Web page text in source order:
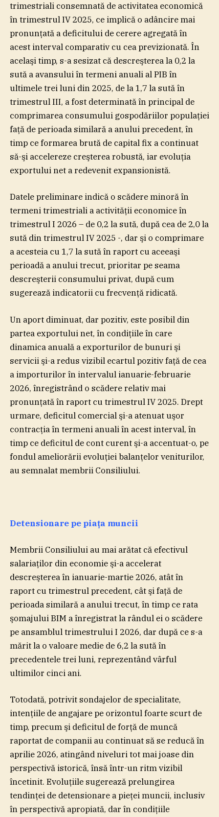
trimestriali consemnată de activitatea economică
în trimestrul IV 2025, ce implică o adâncire mai
pronunţată a deficitului de cerere agregată în
acest interval comparativ cu cea previzionată. În
acelaşi timp, s-a sesizat că descreşterea la 0,2 la
sută a avansului în termeni anuali al PIB în
ultimele trei luni din 2025, de la 1,7 la sută în
trimestrul III, a fost determinată în principal de
comprimarea consumului gospodăriilor populaţiei
faţă de perioada similară a anului precedent, în
timp ce formarea brută de capital fix a continuat
să-şi accelereze creşterea robustă, iar evoluţia
exportului net a redevenit expansionistă.
Datele preliminare indică o scădere minoră în
termeni trimestriali a activităţii economice în
trimestrul I 2026 – de 0,2 la sută, după cea de 2,0 la
sută din trimestrul IV 2025 -, dar şi o comprimare
a acesteia cu 1,7 la sută în raport cu aceeaşi
perioadă a anului trecut, prioritar pe seama
descreşterii consumului privat, după cum
sugerează indicatorii cu frecvenţă ridicată.
Un aport diminuat, dar pozitiv, este posibil din
partea exportului net, în condiţiile în care
dinamica anuală a exporturilor de bunuri şi
servicii şi-a redus vizibil ecartul pozitiv faţă de cea
a importurilor în intervalul ianuarie-februarie
2026, înregistrând o scădere relativ mai
pronunţată în raport cu trimestrul IV 2025. Drept
urmare, deficitul comercial şi-a atenuat uşor
contracţia în termeni anuali în acest interval, în
timp ce deficitul de cont curent şi-a accentuat-o, pe
fondul ameliorării evoluţiei balanţelor veniturilor,
au semnalat membrii Consiliului.
Detensionare pe piaţa muncii
Membrii Consiliului au mai arătat că efectivul
salariaţilor din economie şi-a accelerat
descreşterea în ianuarie-martie 2026, atât în
raport cu trimestrul precedent, cât şi faţă de
perioada similară a anului trecut, în timp ce rata
şomajului BIM a înregistrat la rândul ei o scădere
pe ansamblul trimestrului I 2026, dar după ce s-a
mărit la o valoare medie de 6,2 la sută în
precedentele trei luni, reprezentând vârful
ultimilor cinci ani.
Totodată, potrivit sondajelor de specialitate,
intenţiile de angajare pe orizontul foarte scurt de
timp, precum şi deficitul de forţă de muncă
raportat de companii au continuat să se reducă în
aprilie 2026, atingând niveluri tot mai joase din
perspectivă istorică, însă într-un ritm vizibil
încetinit. Evoluţiile sugerează prelungirea
tendinţei de detensionare a pieţei muncii, inclusiv
în perspectivă apropiată, dar în condiţiile